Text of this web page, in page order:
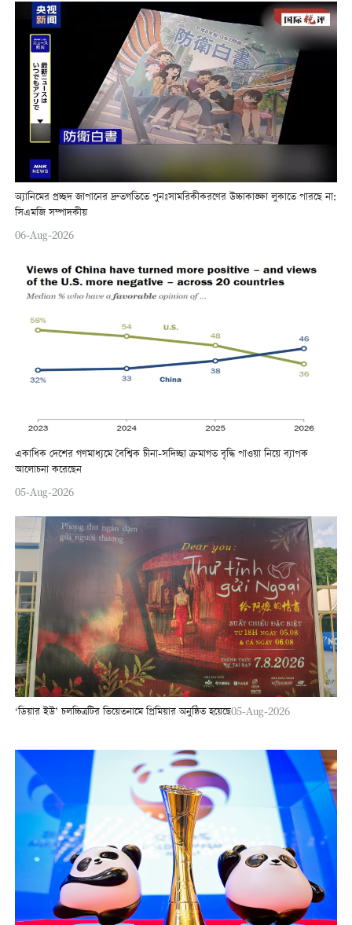
অ্যানিমের প্রচ্ছদ জাপানের দ্রুতগতিতে পুনঃসামরিকীকরণের উচ্চাকাঙ্ক্ষা লুকাতে পারছে না:
সিএমজি সম্পাদকীয়
06-Aug-2026
একাধিক দেশের গণমাধ্যমে বৈশ্বিক চীনা-সদিচ্ছা ক্রমাগত বৃদ্ধি পাওয়া নিয়ে ব্যাপক
আলোচনা করেছেন
05-Aug-2026
‘ডিয়ার ইউ’ চলচ্চিত্রটির ভিয়েতনামে প্রিমিয়ার অনুষ্ঠিত হয়েছে05-Aug-2026